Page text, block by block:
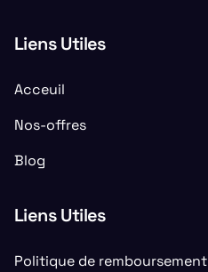
Liens Utiles
Acceuil
Nos-offres
Blog
Liens Utiles
Politique de remboursement